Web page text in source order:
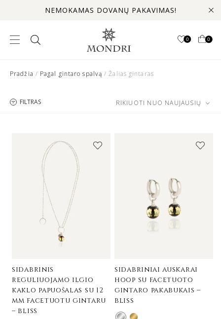
NEMOKAMAS DOVANŲ PAKAVIMAS!
0 0
Pradžia / Pagal gintaro spalvą / Žalias gintaras
FILTRAS RIKIUOTI NUO NAUJAUSIŲ
sidabrinis
reguliuojamo ilgio
kaklo papuošalas su 12
mm facetuotu gintaru
– bliss
sidabriniai auskarai
hoop su facetuoto
gintaro pakabukais –
bliss